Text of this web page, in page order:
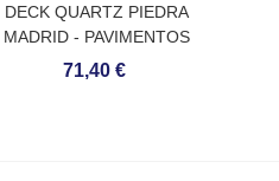
DECK QUARTZ PIEDRA
MADRID - PAVIMENTOS
CONTÍNUOS DE QUARTZO
71,40 €